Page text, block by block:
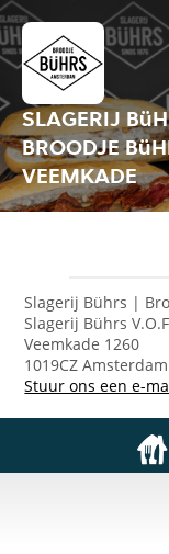
SLAGERIJ
BROODJE
VEEMKADE
Slagerij Bührs |
Slagerij Bührs
Veemkade 1260
1019CZ Amsterdam
Stuur ons een e-